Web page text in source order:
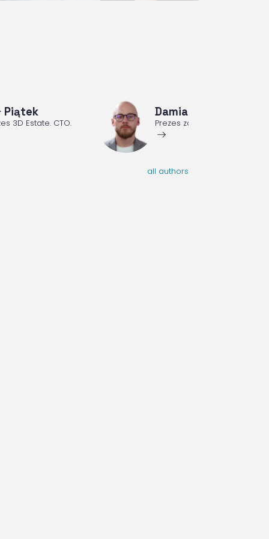
Piątek
3D Estate. CTO.
Damian Podwiązka
Prezes zarządu 3D Estate.
ArrowRightLong
all authors